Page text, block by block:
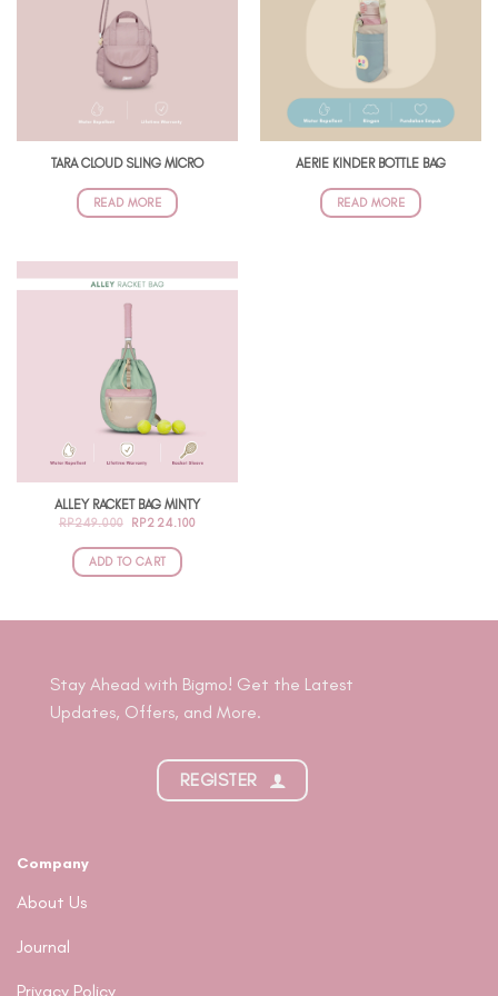
TARA CLOUD SLING MICRO
READ MORE
AERIE KINDER BOTTLE BAG
READ MORE
ALLEY RACKET BAG MINTY
RP249.000
ORIGINAL
WAS:
RP249.000.
RP224.100CURRENT
ADD TO CART
Stay Ahead with Bigmo! Get the Latest
Updates, Offers, and More.
REGISTER
Company
About Us
Journal
Privacy Policy